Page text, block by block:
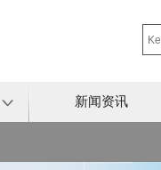
新闻资讯